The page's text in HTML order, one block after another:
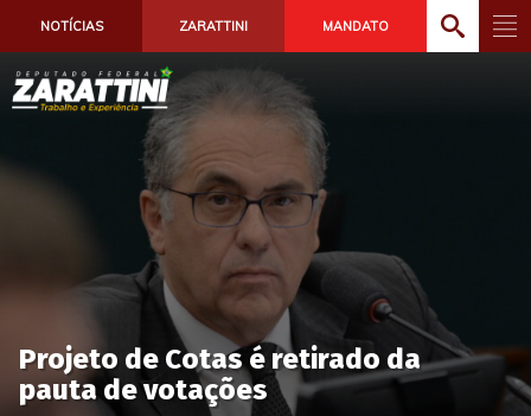
NOTÍCIAS ZARATTINI MANDATO
Projeto de Cotas é retirado da
pauta de votações